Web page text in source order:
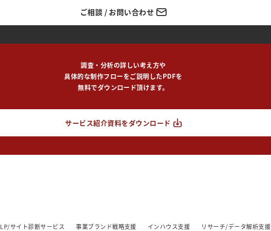
ご相談 / お問い合わせ
調査・分析の詳しい考え方や
具体的な制作フローをご説明したPDFを
無料でダウンロード頂けます。
サービス紹介資料をダウンロード
LP/サイト診断サービス 事業ブランド戦略支援 インハウス支援 リサーチ/データ解析支援